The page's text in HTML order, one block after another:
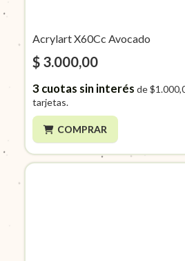
Acrylart X60Cc Avocado
$ 3.000,00
3cuotas sin interés de
tarjetas.
COMPRAR